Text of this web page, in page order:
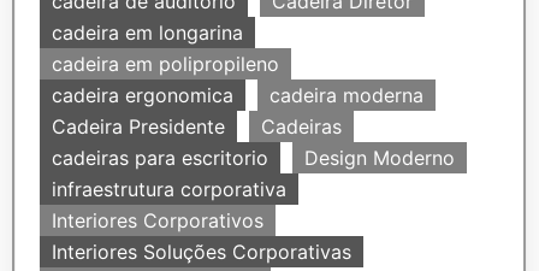
cadeira em longarina
cadeira em polipropileno
cadeira ergonomica
cadeira moderna
Cadeira Presidente
Cadeiras
cadeiras para escritorio
Design Moderno
infraestrutura corporativa
Interiores Corporativos
Interiores Soluções Corporativas